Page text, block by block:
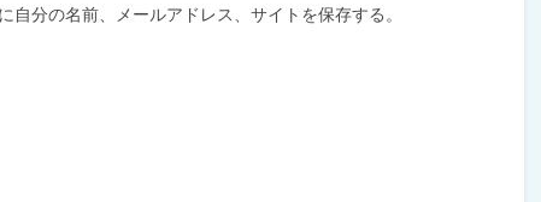
分の名前、メールアドレス、サイトを保存する。